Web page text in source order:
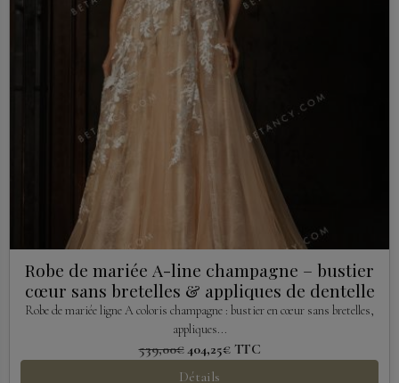
Robe de mariée A-line champagne – bustier
cœur sans bretelles & appliques de dentelle
Robe de mariée ligne A coloris champagne : bustier en cœur sans bretelles,
appliques...
539,00€404,25€ TTC
Détails